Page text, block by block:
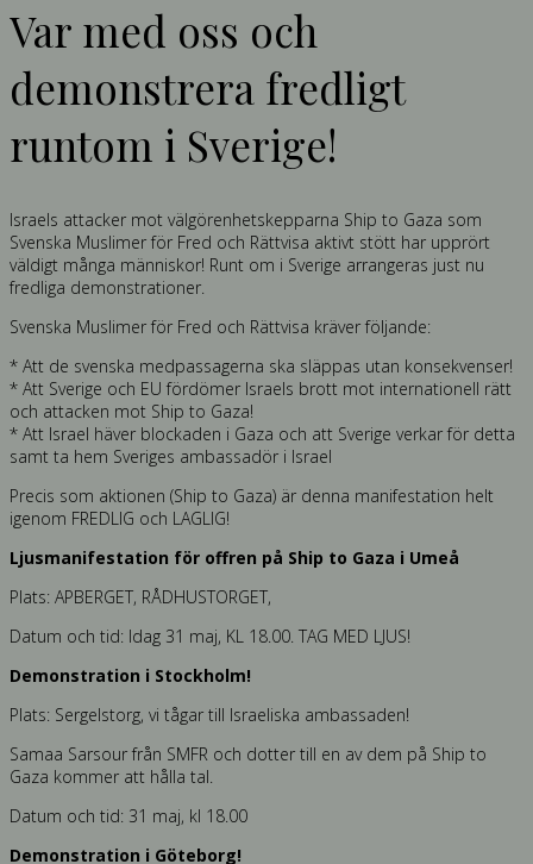
Var med oss och
demonstrera fredligt
runtom i Sverige!
Israels attacker mot välgörenhetskepparna Ship to Gaza som
Svenska Muslimer för Fred och Rättvisa aktivt stött har upprört
väldigt många människor! Runt om i Sverige arrangeras just nu
fredliga demonstrationer.
Svenska Muslimer för Fred och Rättvisa kräver följande:
* Att de svenska medpassagerna ska släppas utan konsekvenser!
* Att Sverige och EU fördömer Israels brott mot internationell rätt
och attacken mot Ship to Gaza!
* Att Israel häver blockaden i Gaza och att Sverige verkar för detta
samt ta hem Sveriges ambassadör i Israel
Precis som aktionen (Ship to Gaza) är denna manifestation helt
igenom FREDLIG och LAGLIG!
Ljusmanifestation för offren på Ship to Gaza i Umeå
Plats: APBERGET, RÅDHUSTORGET,
Datum och tid: Idag 31 maj, KL 18.00. TAG MED LJUS!
Demonstration i Stockholm!
Plats: Sergelstorg, vi tågar till Israeliska ambassaden!
Samaa Sarsour från SMFR och dotter till en av dem på Ship to
Gaza kommer att hålla tal.
Datum och tid: 31 maj, kl 18.00
Demonstration i Göteborg!